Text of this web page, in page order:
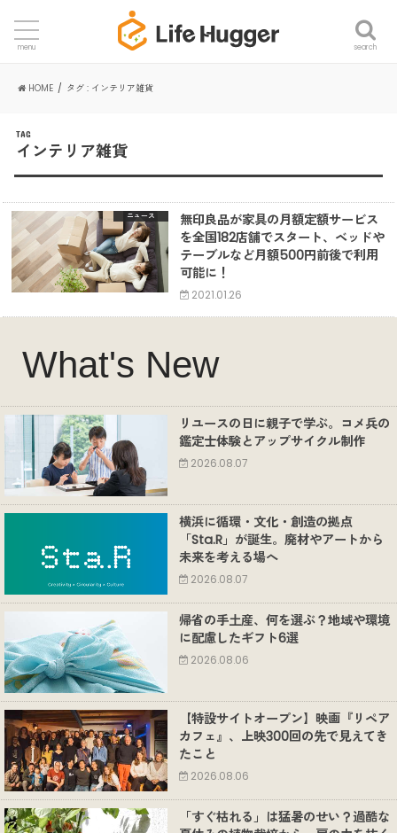
search
menu
HOME タグ : インテリア雑貨
TAG
インテリア雑貨
ニュース
無印良品が家具の月額定額サービス
を全国182店舗でスタート、ベッドや
テーブルなど月額500円前後で利用
可能に！
2021.01.26
What's New
リユースの日に親子で学ぶ。コメ兵の
鑑定士体験とアップサイクル制作
2026.08.07
横浜に循環・文化・創造の拠点
「Sta.R」が誕生。廃材やアートから
未来を考える場へ
2026.08.07
帰省の手土産、何を選ぶ？地域や環境
に配慮したギフト6選
2026.08.06
【特設サイトオープン】映画『リペア
カフェ』、上映300回の先で見えてき
たこと
2026.08.06
「すぐ枯れる」は猛暑のせい？過酷な